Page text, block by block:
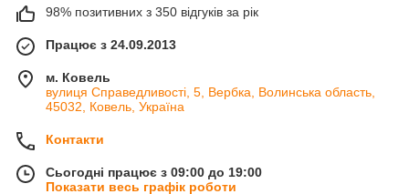
98% позитивних з 350 відгуків за рік
Працює з 24.09.2013
м. Ковель
вулиця Справедливості, 5, Вербка, Волинська область,
45032, Ковель, Україна
Контакти
Сьогодні працює з 09:00 до 19:00
Показати весь графік роботи